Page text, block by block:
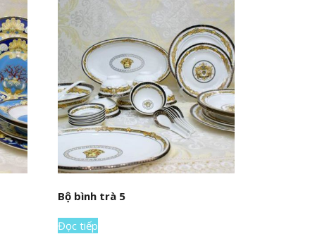
Bộ bình trà 5
Đọc tiếp